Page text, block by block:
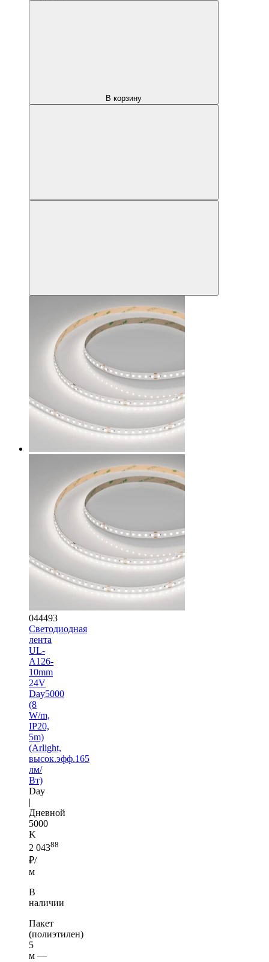
В корзину
044493
Светодиодная
лента
UL-
A126-
10mm
24V
Day5000
(8
W/m,
IP20,
5m)
(Arlight,
высок.эфф.165
лм/
Вт)
Day
|
Дневной
5000
K
2 04388
₽/
м
В
наличии
Пакет
(полиэтилен)
5
м —